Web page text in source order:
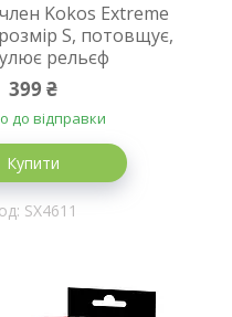
Kokos Extreme
S, потовщує,
рельєф
399 ₴
до відправки
Купити
SX4611